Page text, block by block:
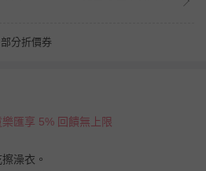
分折價券
匯享 5% 回饋無上限
澡衣。